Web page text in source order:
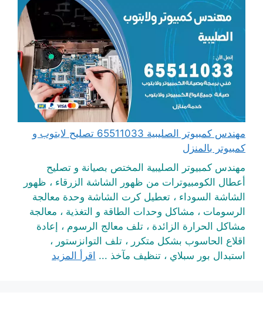
مهندس كمبيوتر الصليبية 65511033 تصليح لابتوب و
كمبيوتر بالمنزل
مهندس كمبيوتر الصليبية المختص بصيانة و تصليح
أعطال الكومبيوترات من ظهور الشاشة الزرقاء ، ظهور
الشاشة السوداء ، تعطيل كرت الشاشة وحدة معالجة
الرسومات ، مشاكل وحدات الطاقة و التغذية ، معالجة
مشاكل الحرارة الزائدة ، تلف معالج الرسوم ، إعادة
اقلاع الحاسوب بشكل متكرر ، تلف التوانزستور ،
استبدال بور سبلاي ، تنظيف مآخذ ... اقرأ المزيد